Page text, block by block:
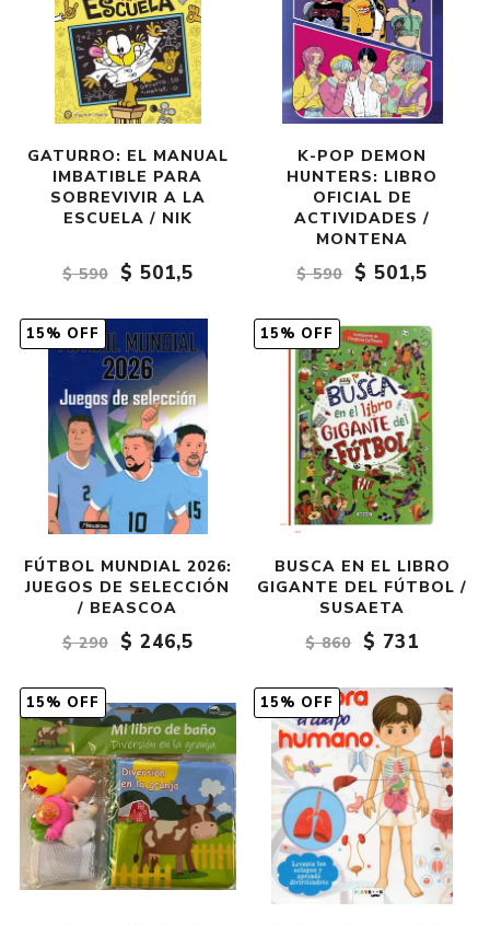
GATURRO: EL MANUAL
IMBATIBLE PARA
SOBREVIVIR A LA
ESCUELA / NIK
$ 590 $ 501,5
K-POP DEMON
HUNTERS: LIBRO
OFICIAL DE
ACTIVIDADES /
MONTENA
$ 590
$ 501,5
15% OFF
FÚTBOL MUNDIAL 2026:
JUEGOS DE SELECCIÓN
/ BEASCOA
$ 290
$ 246,5
15% OFF
BUSCA EN EL LIBRO
GIGANTE DEL FÚTBOL /
SUSAETA
$ 860
$ 731
15% OFF 15% OFF